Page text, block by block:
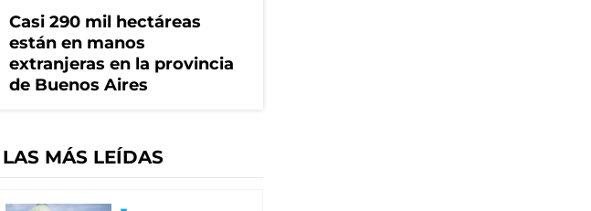
Casi 290 mil hectáreas
están en manos
extranjeras en la provincia
de Buenos Aires
LAS MÁS LEÍDAS